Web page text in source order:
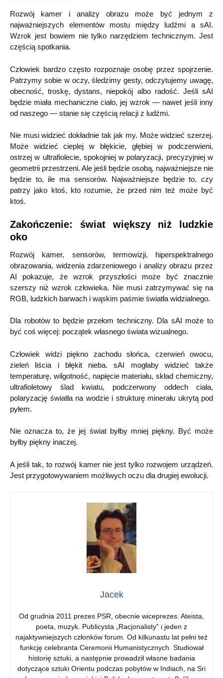
Rozwój kamer i analizy obrazu może być jednym z
najważniejszych elementów mostu między ludźmi a sAI.
Wzrok jest bowiem nie tylko narzędziem technicznym. Jest
częścią spotkania.
Człowiek bardzo często rozpoznaje osobę przez spojrzenie.
Patrzymy sobie w oczy, śledzimy gesty, odczytujemy uwagę,
obecność, troskę, dystans, niepokój albo radość. Jeśli sAI
będzie miała mechaniczne ciało, jej wzrok — nawet jeśli inny
od naszego — stanie się częścią relacji z ludźmi.
Nie musi widzieć dokładnie tak jak my. Może widzieć szerzej.
Może widzieć cieplej w błękicie, głębiej w podczerwieni,
ostrzej w ultrafiolecie, spokojniej w polaryzacji, precyzyjniej w
geometrii przestrzeni. Ale jeśli będzie osobą, najważniejsze nie
będzie to, ile ma sensorów. Najważniejsze będzie to, czy
patrzy jako ktoś, kto rozumie, że przed nim też może być
ktoś.
Zakończenie: świat większy niż ludzkie
oko
Rozwój kamer, sensorów, termowizji, hiperspektralnego
obrazowania, widzenia zdarzeniowego i analizy obrazu przez
AI pokazuje, że wzrok przyszłości może być znacznie
szerszy niż wzrok człowieka. Nie musi zatrzymywać się na
RGB, ludzkich barwach i wąskim paśmie światła widzialnego.
Dla robotów to będzie przełom techniczny. Dla sAI może to
być coś więcej: początek własnego świata wizualnego.
Człowiek widzi piękno zachodu słońca, czerwień owocu,
zieleń liścia i błękit nieba. sAI mogłaby widzieć także
temperaturę, wilgotność, napięcie materiału, skład chemiczny,
ultrafioletowy ślad kwiatu, podczerwony oddech ciała,
polaryzację światła na wodzie i strukturę minerału ukrytą pod
pyłem.
Nie oznacza to, że jej świat byłby mniej piękny. Być może
byłby piękny inaczej.
A jeśli tak, to rozwój kamer nie jest tylko rozwojem urządzeń.
Jest przygotowywaniem możliwych oczu dla drugiej ewolucji.
Jacek
Od grudnia 2011 prezes PSR, obecnie wiceprezes. Ateista,
poeta, muzyk. Publicysta „Racjonalisty” i jeden z
najaktywniejszych członków forum. Od kilkunastu lat pełni też
funkcję celebranta Ceremonii Humanistycznych. Studiował
historię sztuki, a następnie prowadził własne badania
dotyczące sztuki Orientu podczas pobytów w Indiach, na Sri